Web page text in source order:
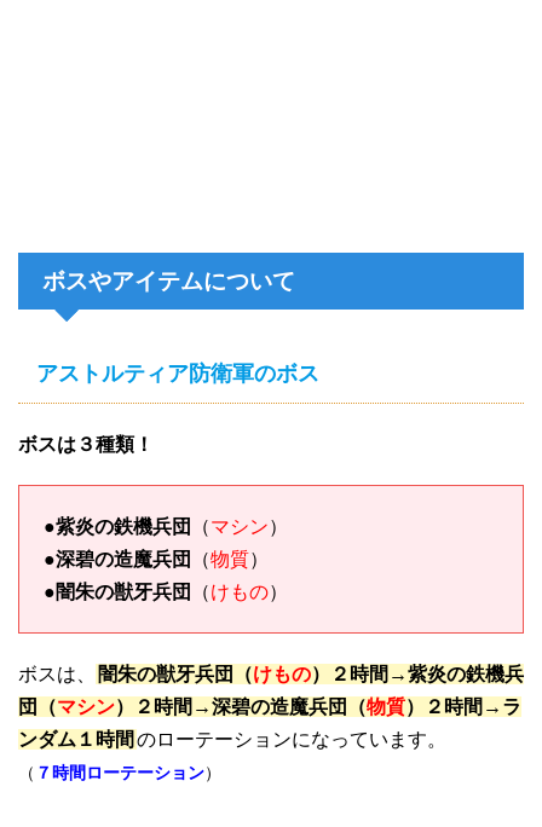
ボスやアイテムについて
アストルティア防衛軍のボス
ボスは３種類！
●紫炎の鉄機兵団 （マシン）
●深碧の造魔兵団 （物質）
●闇朱の獣牙兵団 （けもの）
ボスは、 闇朱の獣牙兵団（けもの）２時間→紫炎の鉄機兵
団（マシン）２時間→深碧の造魔兵団（物質）２時間→ラ
ンダム１時間 のローテーションになっています。
（ ７時間ローテーション）